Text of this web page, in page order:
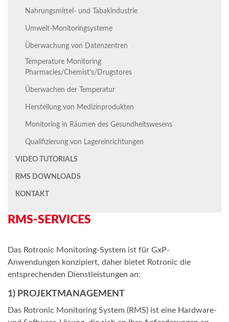
Nahrungsmittel- und Tabakindustrie
Umwelt-Monitoringsysteme
Überwachung von Datenzentren
Temperature Monitoring
Pharmacies/Chemist’s/Drugstores
Überwachen der Temperatur
Herstellung von Medizinprodukten
Monitoring in Räumen des Gesundheitswesens
Qualifizierung von Lagereinrichtungen
VIDEO TUTORIALS
RMS DOWNLOADS
KONTAKT
RMS-SERVICES
Das Rotronic Monitoring-System ist für GxP-
Anwendungen konzipiert, daher bietet Rotronic die
entsprechenden Dienstleistungen an:
1) PROJEKTMANAGEMENT
Das Rotronic Monitoring System (RMS) ist eine Hardware-